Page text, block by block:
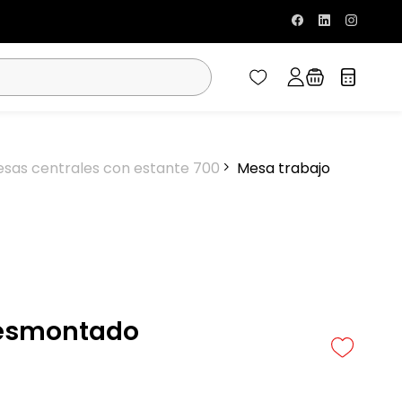
centrales con estante 700
Mesa trabajo